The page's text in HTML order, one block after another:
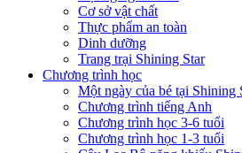
Cơ sở vật chất
Thực phẩm an toàn
Dinh dưỡng
Trang trại Shining Star
Chương trình học
Một ngày của bé tại Shining
Chương trình tiếng Anh
Chương trình học 3-6 tuổi
Chương trình học 1-3 tuổi